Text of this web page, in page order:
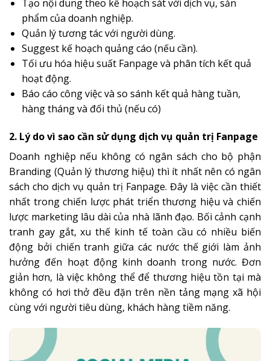
Tạo nội dung theo kế hoạch sát với dịch vụ, sản
phẩm của doanh nghiệp.
Quản lý tương tác với người dùng.
Suggest kế hoạch quảng cáo (nếu cần).
Tối ưu hóa hiệu suất Fanpage và phân tích kết quả
hoạt động.
Báo cáo công việc và so sánh kết quả hàng tuần,
hàng tháng và đối thủ (nếu có)
2. Lý do vì sao cần sử dụng dịch vụ quản trị Fanpage
Doanh nghiệp nếu không có ngân sách cho bộ phận
Branding (Quản lý thương hiệu) thì ít nhất nên có ngân
sách cho dịch vụ quản trị Fanpage. Đây là việc cần thiết
nhất trong chiến lược phát triển thương hiệu và chiến
lược marketing lâu dài của nhà lãnh đạo. Bối cảnh cạnh
tranh gay gắt, xu thế kinh tế toàn cầu có nhiều biến
động bởi chiến tranh giữa các nước thế giới làm ảnh
hưởng đến hoạt động kinh doanh trong nước. Đơn
giản hơn, là việc không thể để thương hiệu tồn tại mà
không có hơi thở đều đặn trên nền tảng mạng xã hội
cùng với người tiêu dùng, khách hàng tiềm năng.